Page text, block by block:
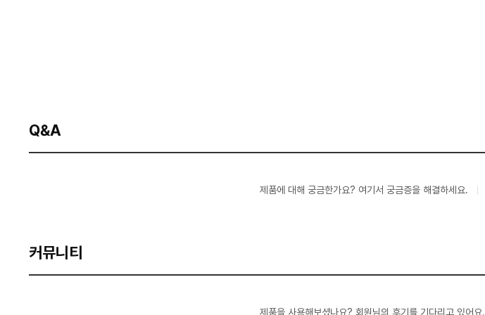
Q&A
제품에 대해 궁금한가요? 여기서 궁금증을 해결하세요.
커뮤니티
제품을 사용해보셨나요? 회원님의 후기를 기다리고 있어요.